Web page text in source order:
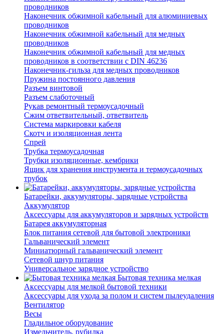
проводников
Наконечник обжимной кабельный для алюминиевых
проводников
Наконечник обжимной кабельный для медных
проводников
Наконечник обжимной кабельный для медных
проводников в соответствии с DIN 46236
Наконечник-гильза для медных проводников
Пружина постоянного давления
Разъем винтовой
Разъем слаботочный
Рукав ремонтный термоусадочный
Сжим ответвительный, ответвитель
Система маркировки кабеля
Скотч и изоляционная лента
Спрей
Трубка термоусадочная
Трубки изоляционные, кембрики
Ящик для хранения инструмента и термоусадочных
трубок
Батарейки, аккумуляторы, зарядные устройства
Аккумулятор
Аксессуары для аккумуляторов и зарядных устройств
Батарея аккумуляторная
Блок питания сетевой для бытовой электроники
Гальванический элемент
Миниатюрный гальванический элемент
Сетевой шнур питания
Универсальное зарядное устройство
Бытовая техника мелкая
Аксессуары для мелкой бытовой техники
Аксессуары для ухода за полом и систем пылеудаления
Вентилятор
Весы
Гладильное оборудование
Измельчитель, рубилка